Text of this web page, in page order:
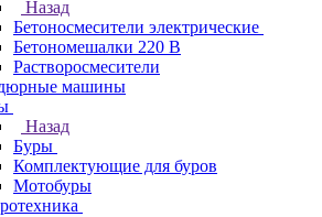
Назад
Бетоносмесители электрические
Бетономешалки 220 В
Растворосмесители
машины
Назад
Буры
Комплектующие для буров
Мотобуры